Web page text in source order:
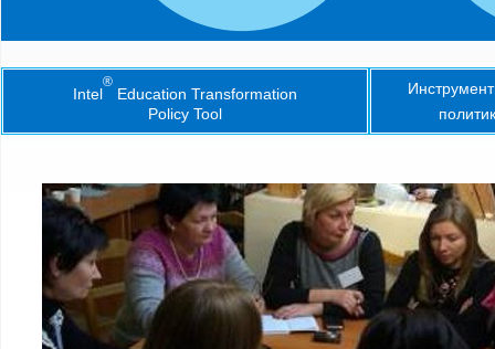
Intel
®
Education Transformation
Policy Tool
INTEL®